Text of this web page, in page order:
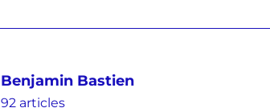
Benjamin Bastien
92 articles